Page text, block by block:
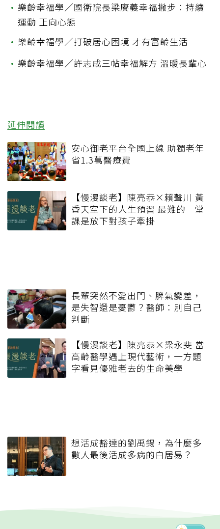
• 樂齡幸福學／國衛院長梁賡義幸福撇步：持續
運動 正向心態
• 樂齡幸福學／打破居心困境 才有富齡生活
• 樂齡幸福學／許志成三帖幸福解方 溫暖長輩心
延伸閱讀
安心御老平台全國上線 助獨老年
省1.3萬醫療費
【慢漫談老】陳亮恭×賴聲川 黃
昏天空下的人生預習 最難的一堂
課是放下對孩子牽掛
長輩突然不愛出門、脾氣變差，
是失智還是憂鬱？醫師：別自己
判斷
【慢漫談老】陳亮恭×梁永斐 當
高齡醫學遇上現代藝術，一方題
字看見優雅老去的生命美學
想活成豁達的劉禹錫，為什麼多
數人最後活成多病的白居易？